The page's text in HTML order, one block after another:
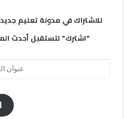
للاشتراك في مدونة تعليم
"اشترك" لتستقبل أحدث